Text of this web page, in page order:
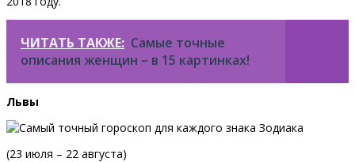
ЧИТАТЬ ТАКЖЕ: Самые точные
описания женщин – в 15 картинках!
Львы
(23 июля – 22 августа)